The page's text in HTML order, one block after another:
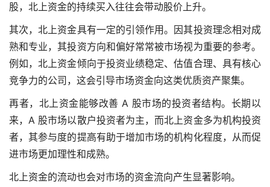
股，北上资金的持续买入往往会带动股价上升。
其次，北上资金具有一定的引领作用。因其投资理念相对成
熟和专业，其投资方向和偏好常常被市场视为重要的参考。
例如，北上资金倾向于投资业绩稳定、估值合理、具有核心
竞争力的公司，这会引导市场资金向这类优质资产聚集。
再者，北上资金能够改善 A 股市场的投资者结构。长期以
来，A 股市场以散户投资者为主，而北上资金多为机构投资
者，其参与度的提高有助于增加市场的机构化程度，从而促
进市场更加理性和成熟。
北上资金的流动也会对市场的资金流向产生显著影响。